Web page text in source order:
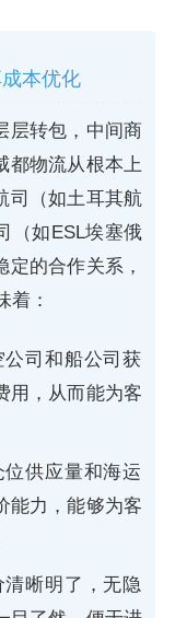
本优化
层转包，中间商
都物流从根本上
司（如土耳其航
（如ESL埃塞俄
的合作关系，
着：
司和船公司获
用，从而能为客
供应量和海运
能力，能够为客
晰明了，无隐